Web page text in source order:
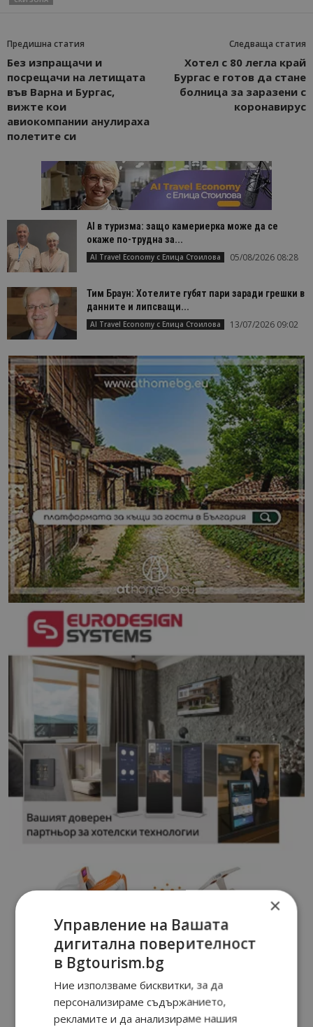
Предишна статия
Без изпращачи и
посрещачи на летищата
във Варна и Бургас,
вижте кои
авиокомпании анулираха
полетите си
Следваща статия
Хотел с 80 легла край
Бургас е готов да стане
болница за заразени с
коронавирус
AI в туризма: защо камериерка може да се
окаже по-трудна за...
AI Travel Economy с Елица Стоилова 05/08/2026 08:28
Тим Браун: Хотелите губят пари заради грешки в
данните и липсващи...
AI Travel Economy с Елица Стоилова 13/07/2026 09:02
×
Управление на Вашата
дигитална поверителност
в Bgtourism.bg
Ние използваме бисквитки, за да
персонализираме съдържанието,
рекламите и да анализираме нашия